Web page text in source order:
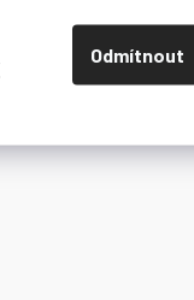
Odmítnout